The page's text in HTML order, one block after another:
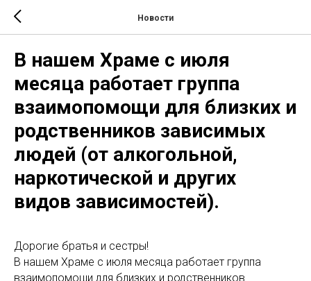
Новости
В нашем Храме с июля
месяца работает группа
взаимопомощи для близких и
родственников зависимых
людей (от алкогольной,
наркотической и других
видов зависимостей).
Дорогие братья и сестры!
В нашем Храме с июля месяца работает группа
взаимопомощи для близких и родственников